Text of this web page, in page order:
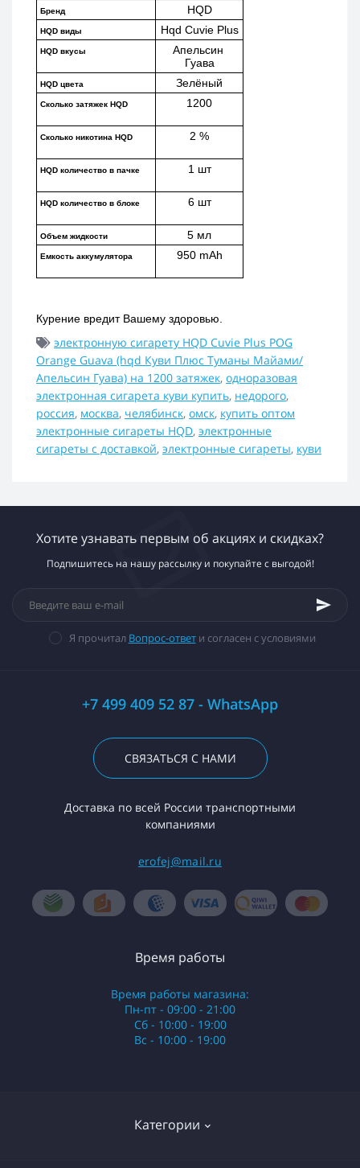
Бренд HQD
HQD виды Hqd Cuvie Plus
HQD вкусы
Апельсин
Гуава
HQD цвета Зелёный
Сколько затяжек HQD 1200
Сколько никотина HQD 2 %
HQD количество в пачке 1 шт
HQD количество в блоке 6 шт
Объем жидкости 5 мл
Емкость аккумулятора 950 mAh
Курение вредит Вашему здоровью.
электронную сигарету HQD Cuvie Plus POG
Orange Guava (hqd Куви Плюс Туманы Майами/
Апельсин Гуава) на 1200 затяжек, одноразовая
электронная сигарета куви купить, недорого,
россия, москва, челябинск, омск, купить оптом
электронные сигареты HQD, электронные
сигареты с доставкой, электронные сигареты, куви
Хотите узнавать первым об акциях и скидках?
Подпишитесь на нашу рассылку и покупайте с выгодой!
Я прочитал Вопрос-ответи согласен с условиями
+7 499 409 52 87 - WhatsApp
СВЯЗАТЬСЯ С НАМИ
Доставка по всей России транспортными
компаниями
erofej@mail.ru
Категории
Время работы
Время работы магазина:
Пн-пт - 09:00 - 21:00
Сб - 10:00 - 19:00
Вс - 10:00 - 19:00